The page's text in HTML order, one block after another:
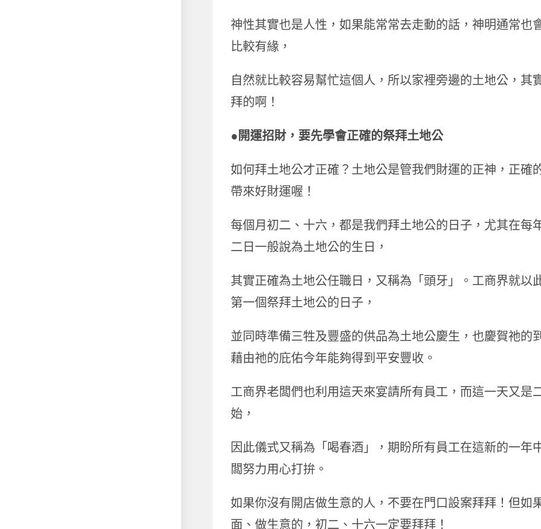
神性其實也是人性，如果能常常去走動的話，神明通常也
比較有緣，
自然就比較容易幫忙這個人，所以家裡旁邊的土地公，其
拜的啊！
●開運招財，要先學會正確的祭拜土地公
如何拜土地公才正確？土地公是管我們財運的正神，正確
帶來好財運喔！
每個月初二、十六，都是我們拜土地公的日子，尤其在每
二日一般說為土地公的生日，
其實正確為土地公任職日，又稱為「頭牙」。工商界就以
第一個祭拜土地公的日子，
並同時準備三牲及豐盛的供品為土地公慶生，也慶賀祂的
藉由祂的庇佑今年能夠得到平安豐收。
工商界老闆們也利用這天來宴請所有員工，而這一天又是
始，
因此儀式又稱為「喝春酒」，期盼所有員工在這新的一年
闆努力用心打拚。
如果你沒有開店做生意的人，不要在門口設案拜拜！但如
面、做生意的，初二、十六一定要拜拜！